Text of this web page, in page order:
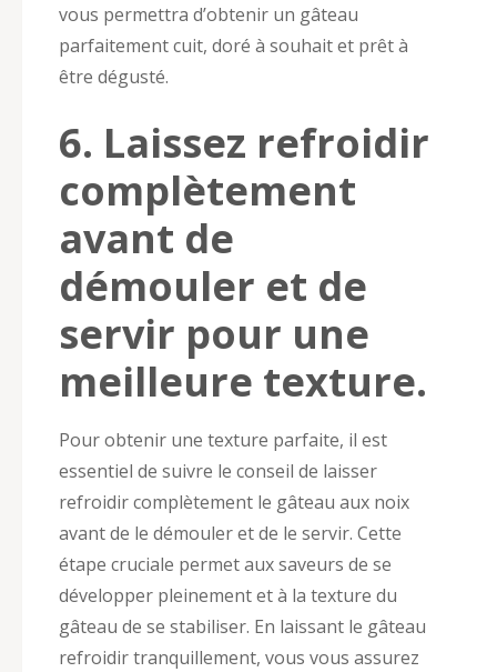
vous permettra d’obtenir un gâteau
parfaitement cuit, doré à souhait et prêt à
être dégusté.
6. Laissez refroidir
complètement
avant de
démouler et de
servir pour une
meilleure texture.
Pour obtenir une texture parfaite, il est
essentiel de suivre le conseil de laisser
refroidir complètement le gâteau aux noix
avant de le démouler et de le servir. Cette
étape cruciale permet aux saveurs de se
développer pleinement et à la texture du
gâteau de se stabiliser. En laissant le gâteau
refroidir tranquillement, vous vous assurez